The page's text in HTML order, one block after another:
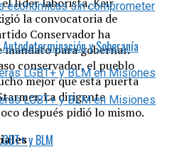
la convocatoria de
Conservador ha
mandato para gobernar.
conservador, el pueblo
mejor que esta puerta
La dirigente
después pidió lo mismo.
y Soberanía
y BLM